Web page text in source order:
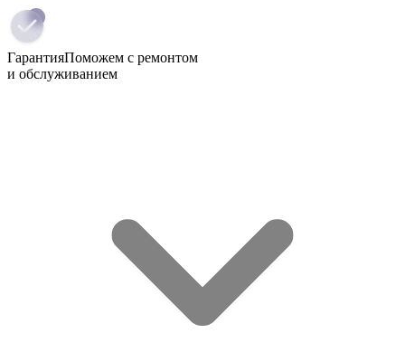
ГарантияПоможем с ремонтом
и обслуживанием